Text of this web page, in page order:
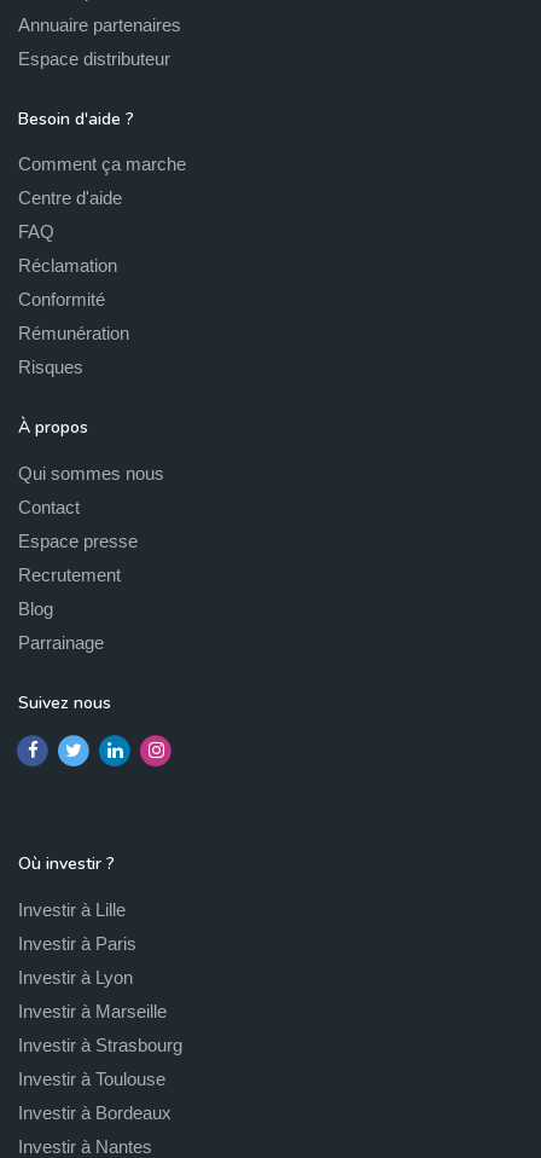
Annuaire partenaires
Espace distributeur
Besoin d'aide ?
Comment ça marche
Centre d'aide
FAQ
Réclamation
Conformité
Rémunération
Risques
À propos
Qui sommes nous
Contact
Espace presse
Recrutement
Blog
Parrainage
Suivez nous
Où investir ?
Investir à Lille
Investir à Paris
Investir à Lyon
Investir à Marseille
Investir à Strasbourg
Investir à Toulouse
Investir à Bordeaux
Investir à Nantes